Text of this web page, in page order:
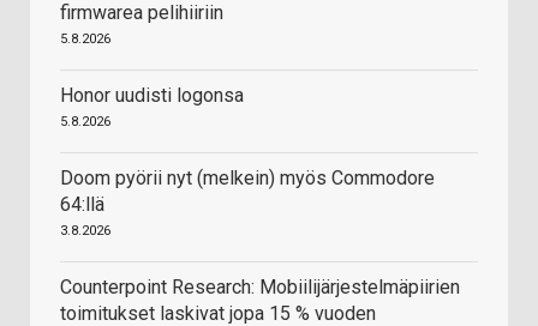
firmwarea pelihiiriin
5.8.2026
Honor uudisti logonsa
5.8.2026
Doom pyörii nyt (melkein) myös Commodore
64:llä
3.8.2026
Counterpoint Research: Mobiilijärjestelmäpiirien
toimitukset laskivat jopa 15 % vuoden